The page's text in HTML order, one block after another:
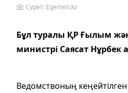
Сурет: Egemen.kz
Бұл туралы ҚР Ғылым
министрі Саясат Нұрбек
Ведомствоның кеңейтілген